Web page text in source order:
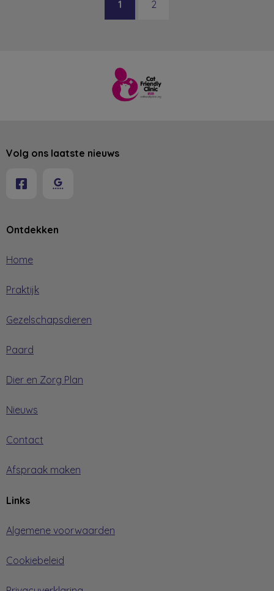
1 2
Ontdekken
Home
Praktijk
Gezelschapsdieren
Paard
Dier en Zorg Plan
Nieuws
Contact
Afspraak maken
Links
Algemene voorwaarden
Cookiebeleid
Volg ons laatste nieuws